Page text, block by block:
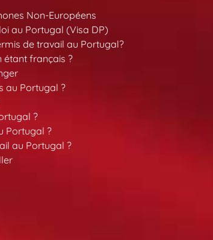
Non-Européens
au Portugal (Visa DP)
de travail au Portugal?
étant français ?
au Portugal ?
?
Portugal ?
au Portugal ?